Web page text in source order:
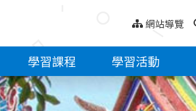
網站導覽
學習課程 學習活動